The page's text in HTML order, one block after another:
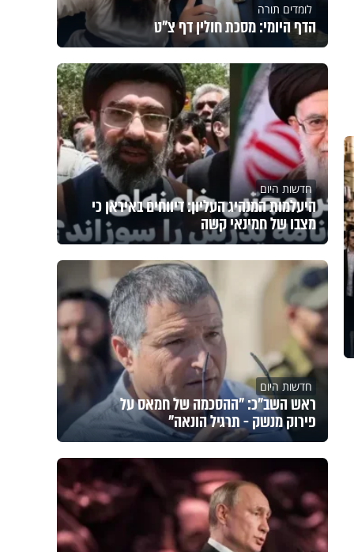
לומדים תורה
הדף היומי: מסכת חולין דף צ"ט
חדשות היום
היעלמות המנהיג העליון: דיווחים באיראן כי
מצבו של חמינאי קשה
חדשות היום
ראש השב"כ: "ההסכמה של חמאס על
פירוק מנשק - תרגיל הונאה"